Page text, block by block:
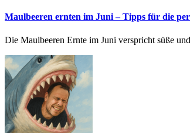
Maulbeeren ernten im Juni – Tipps für die
Die Maulbeeren Ernte im Juni verspricht süße